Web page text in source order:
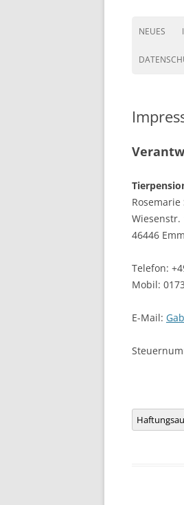
NEUES
Rosemarie
Wiesenstr.
46446
Telefon:
Mobil:
E-Mail: